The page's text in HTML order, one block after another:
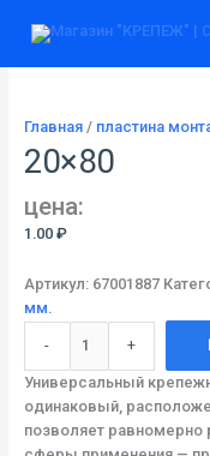
Главная/ пластина
20×80
цена:
1.00 ₽
Артикул: 67001887
мм.
-
товара
+
Универсальный
одинаковый,
позволяет равномерно